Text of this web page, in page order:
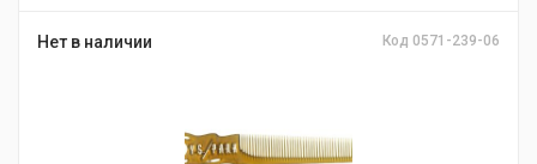
Нет в наличии Код 0571-239-06